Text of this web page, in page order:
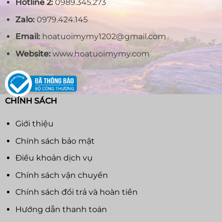
Hotline 2:0989.345.273
Zalo:0979.424.145
Email:hoatuoimymy1202@gmail.com
Website:www.hoatuoimymy.com
CHÍNH SÁCH
Giới thiệu
Chính sách bảo mật
Điều khoản dịch vụ
Chính sách vận chuyển
Chính sách đổi trả và hoàn tiền
Hướng dẫn thanh toán